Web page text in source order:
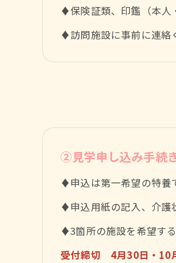
♦保険証類、印鑑（本人
♦訪問施設に事前に連絡
②見学申し込み手続
♦申込は第一希望の特養
♦申込用紙の記入、介護
♦3箇所の施設を希望する
受付締切 4月30日・10